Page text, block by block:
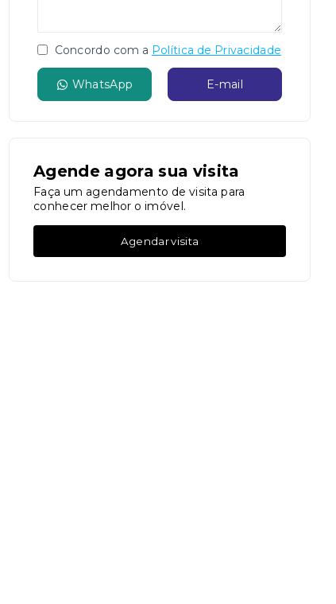
Concordo com a Política de Privacidade
WhatsApp E-mail
Agende agora sua visita
Faça um agendamento de visita para
conhecer melhor o imóvel.
Agendar visita